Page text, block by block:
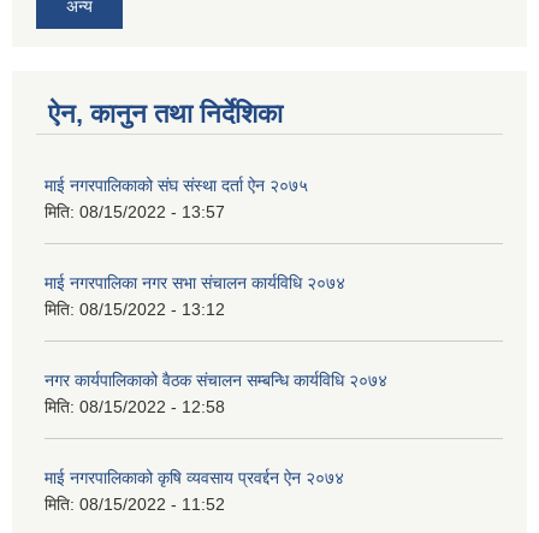
अन्य
ऐन, कानुन तथा निर्देशिका
माई नगरपालिकाको संघ संस्था दर्ता ऐन २०७५
मिति: 08/15/2022 - 13:57
माई नगरपालिका नगर सभा संचालन कार्यविधि २०७४
मिति: 08/15/2022 - 13:12
नगर कार्यपालिकाको वैठक संचालन सम्बन्धि कार्यविधि २०७४
मिति: 08/15/2022 - 12:58
माई नगरपालिकाको कृषि व्यवसाय प्रवर्द्दन ऐन २०७४
मिति: 08/15/2022 - 11:52